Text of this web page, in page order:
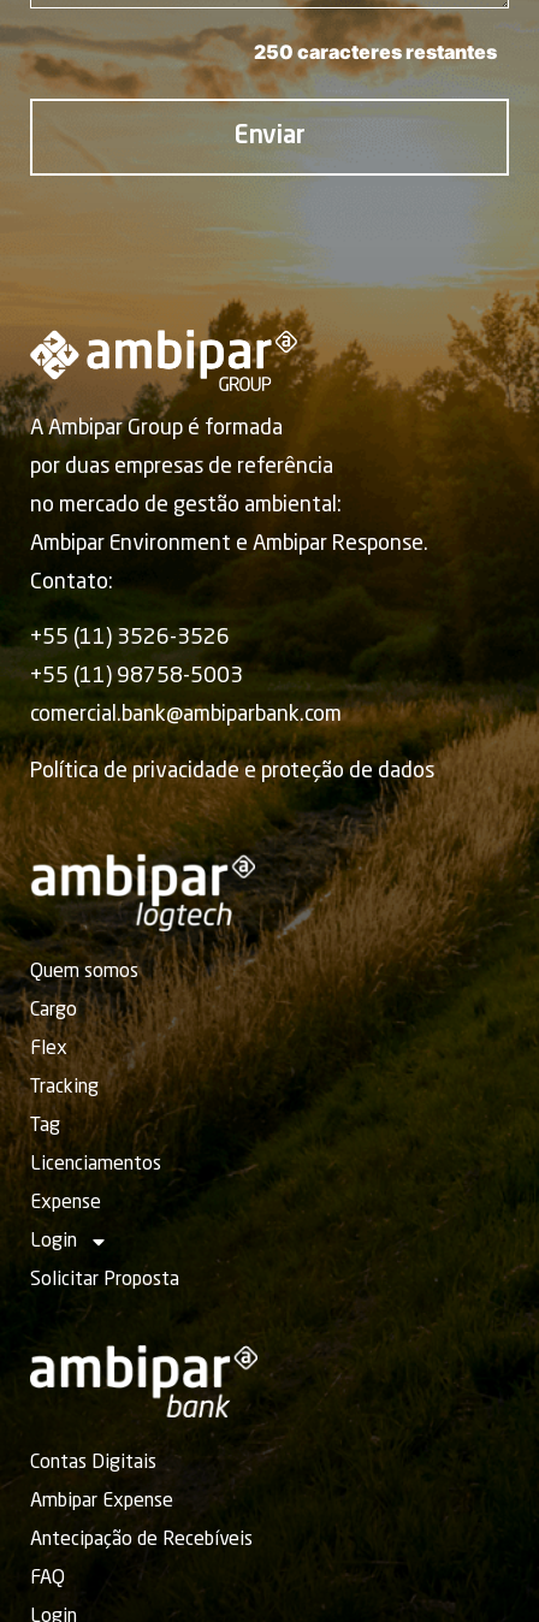
250
A Ambipar Group é formada
por duas empresas de referência
no mercado de gestão ambiental:
Ambipar Environment e Ambipar Response.
Contato:
+55 (11) 3526-3526
+55 (11) 98758-5003
comercial.bank@ambiparbank.com
Política de privacidade e proteção de dados
Quem somos
Cargo
Flex
Tracking
Tag
Licenciamentos
Expense
Login
Solicitar Proposta
Contas Digitais
Ambipar Expense
Antecipação de Recebíveis
FAQ
Login